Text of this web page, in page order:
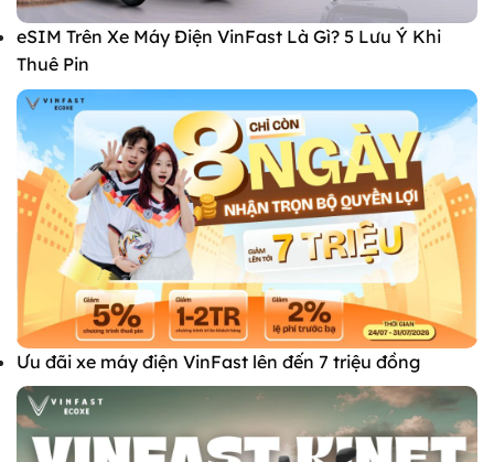
eSIM Trên Xe Máy Điện VinFast Là Gì? 5 Lưu Ý Khi
Thuê Pin
Ưu đãi xe máy điện VinFast lên đến 7 triệu đồng